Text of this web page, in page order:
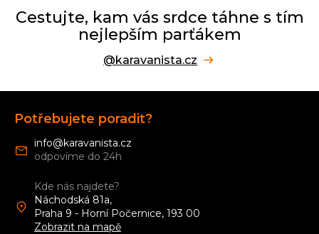
Cestujte, kam vás srdce táhne s tím
nejlepším parťákem
@karavanista.cz
Potřebujete poradit?
info@karavanista.cz
Kde nás najdete?
Náchodská 81a,
Praha 9 - Horní Počernice, 193 00
Zobrazit na mapě